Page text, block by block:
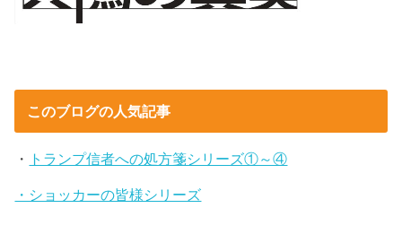
このブログの人気記事
・ トランプ信者への処方箋シリーズ①～④
・ショッカーの皆様シリーズ